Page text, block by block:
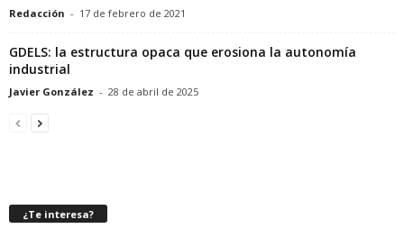
Redacción - 17 de febrero de 2021
GDELS: la estructura opaca que erosiona la autonomía
industrial
Javier González - 28 de abril de 2025
¿Te interesa?